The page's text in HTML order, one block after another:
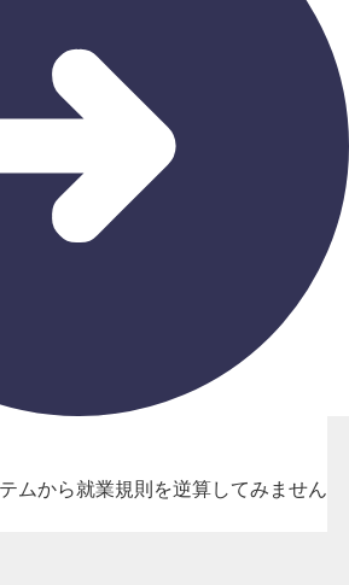
ムから就業規則を逆算してみません